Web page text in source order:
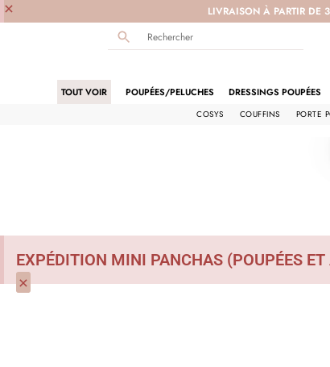
LIVRAISON À PARTIR DE
×
TOUT VOIR POUPÉES/PELUCHES DRESSINGS POUPÉES
COSYS COUFFINS PORTE
EXPÉDITION MINI PANCHAS (POUPÉES
×